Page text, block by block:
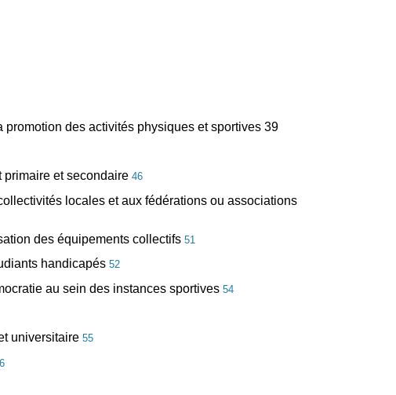
des activités physiques et sportives 39
et secondaire 46
locales et aux fédérations ou associations
des équipements collectifs 51
handicapés 52
au sein des instances sportives 54
universitaire 55